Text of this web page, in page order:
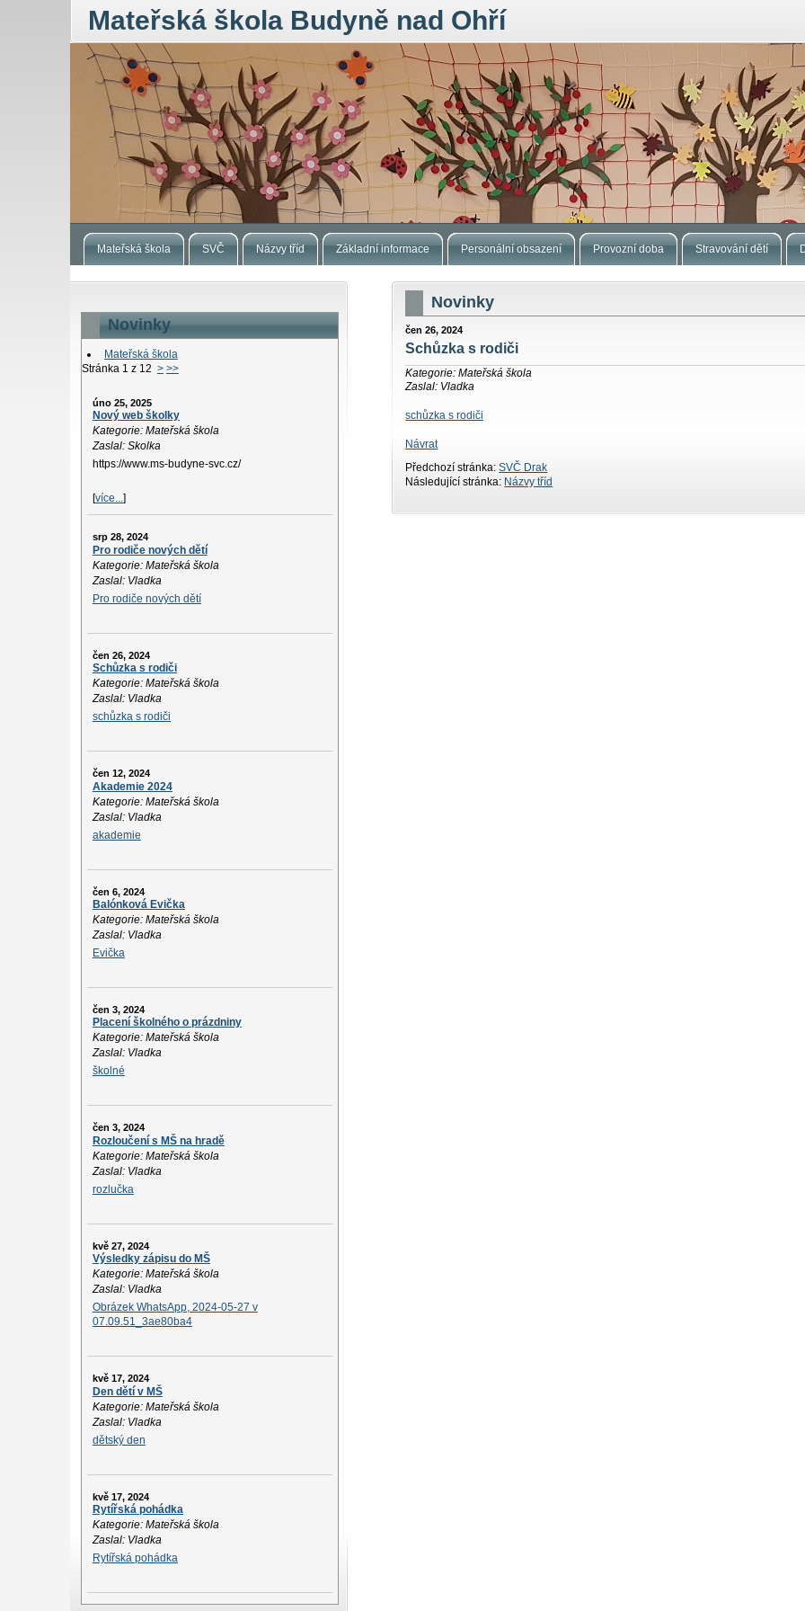
Mateřská škola Budyně nad Ohří
Mateřská škola SVČ Názvy tříd Základní informace Personální obsazení Provozní doba Stravování dětí
Novinky
Mateřská škola
Stránka 1 z 12 > >>
úno 25, 2025
Nový web školky
Kategorie: Mateřská škola
Zaslal: Skolka
https://www.ms-budyne-svc.cz/
[více...]
srp 28, 2024
Pro rodiče nových dětí
Kategorie: Mateřská škola
Zaslal: Vladka
Pro rodiče nových dětí
čen 26, 2024
Schůzka s rodiči
Kategorie: Mateřská škola
Zaslal: Vladka
schůzka s rodiči
čen 12, 2024
Akademie 2024
Kategorie: Mateřská škola
Zaslal: Vladka
akademie
čen 6, 2024
Balónková Evička
Kategorie: Mateřská škola
Zaslal: Vladka
Evička
čen 3, 2024
Placení školného o prázdniny
Kategorie: Mateřská škola
Zaslal: Vladka
školné
čen 3, 2024
Rozloučení s MŠ na hradě
Kategorie: Mateřská škola
Zaslal: Vladka
rozlučka
kvě 27, 2024
Výsledky zápisu do MŠ
Kategorie: Mateřská škola
Zaslal: Vladka
Obrázek WhatsApp, 2024-05-27 v
07.09.51_3ae80ba4
kvě 17, 2024
Den dětí v MŠ
Kategorie: Mateřská škola
Zaslal: Vladka
dětský den
kvě 17, 2024
Rytířská pohádka
Kategorie: Mateřská škola
Zaslal: Vladka
Rytířská pohádka
Novinky
čen 26, 2024
Schůzka s rodiči
Kategorie: Mateřská škola
Zaslal: Vladka
schůzka s rodiči
Návrat
Předchozí stránka:SVČ Drak
Následující stránka: Názvy tříd